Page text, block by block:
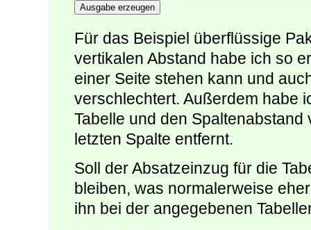
Ausgabe erzeugen
Für das Beispiel überflüssige
vertikalen Abstand habe ich so
einer Seite stehen kann und
verschlechtert. Außerdem habe
Tabelle und den
letzten Spalte entfernt.
Soll der Absatzeinzug für die
bleiben, was normalerweise
ihn bei der angegebenen